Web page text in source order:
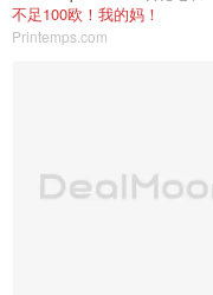
不足100欧！我的妈！
Printemps.com